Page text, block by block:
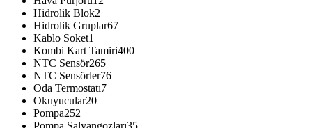
Hidrolik Blok2
Hidrolik Gruplar67
Kablo Soket1
Kombi Kart Tamiri400
NTC Sensör265
NTC Sensörler76
Oda Termostatı7
Okuyucular20
Pompa252
Pompa Salyangozları35